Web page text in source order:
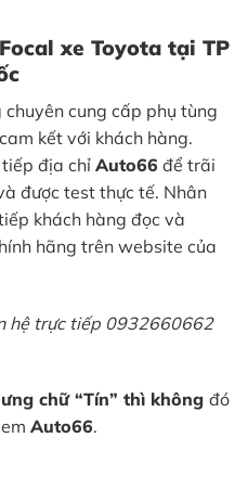
xe Toyota tại TP
cung cấp phụ tùng
kết với khách hàng.
địa chỉ Auto66 để trãi
được test thực tế. Nhân
khách hàng đọc và
hãng trên website của
hệ trực tiếp 0932660662
chữ “Tín” thì không đó
Auto66.